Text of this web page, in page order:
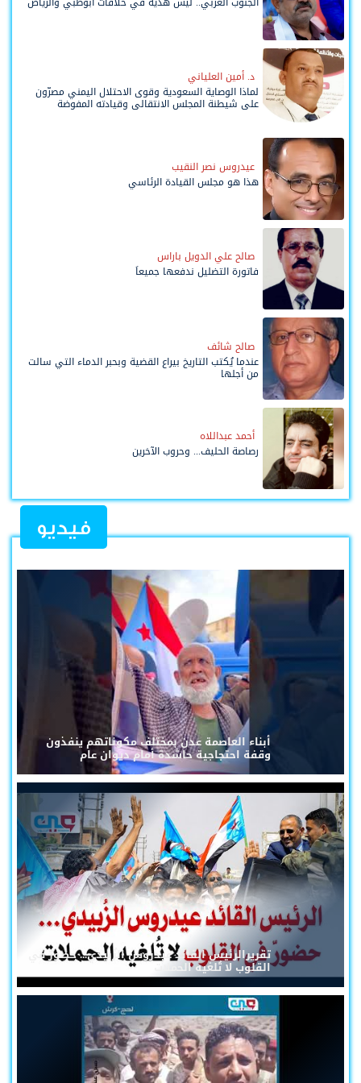
د. أمين العلياني
لماذا الوصاية السعودية وقوى الاحتلال اليمني مصرّون
على شيطنة المجلس الانتقالي وقيادته المفوضة
عيدروس نصر النقيب
هذا هو مجلس القيادة الرئاسي
صالح علي الدويل باراس
فاتورة التضليل ندفعها جميعاً
صالح شائف
عندما يُكتب التاريخ بيراع القضية وبحبر الدماء التي سالت
من أجلها
أحمد عبداللاه
رصاصة الحليف... وحروب الآخرين
فيديو
أبناء العاصمة عدن بمختلف مكوناتهم ينفذون
وقفة احتجاجية حاشدة أمام ديوان عام
تقريرالرئيس القائد عيدروس الزُبيدي... حضورٌ في
القلوب لا تُلغيه الحملات